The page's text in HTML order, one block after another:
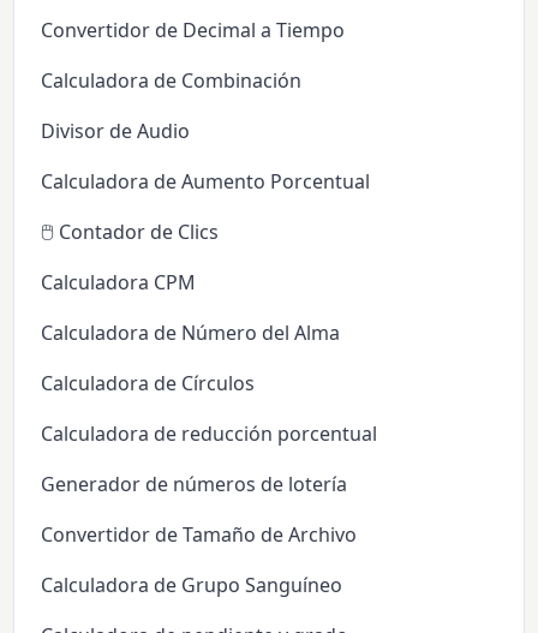
Convertidor de Decimal a Tiempo
Calculadora de Combinación
Divisor de Audio
Calculadora de Aumento Porcentual
🖱️ Contador de Clics
Calculadora CPM
Calculadora de Número del Alma
Calculadora de Círculos
Calculadora de reducción porcentual
Generador de números de lotería
Convertidor de Tamaño de Archivo
Calculadora de Grupo Sanguíneo